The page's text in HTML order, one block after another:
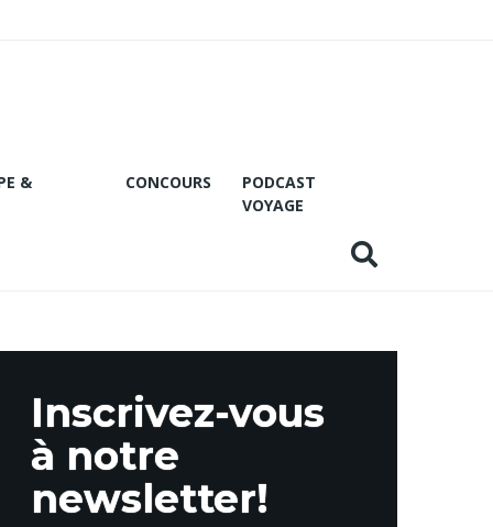
&
CONCOURS
PODCAST
VOYAGE
Inscrivez-vous
à notre
newsletter!